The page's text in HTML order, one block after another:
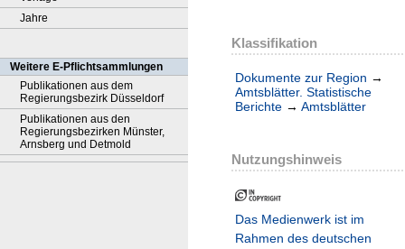
Jahre
Weitere E-Pflichtsammlungen
Publikationen aus dem
Regierungsbezirk Düsseldorf
Publikationen aus den
Regierungsbezirken Münster,
Arnsberg und Detmold
Klassifikation
Dokumente zur Region →
Amtsblätter. Statistische
Berichte → Amtsblätter
Nutzungshinweis
Das Medienwerk ist im
Rahmen des deutschen